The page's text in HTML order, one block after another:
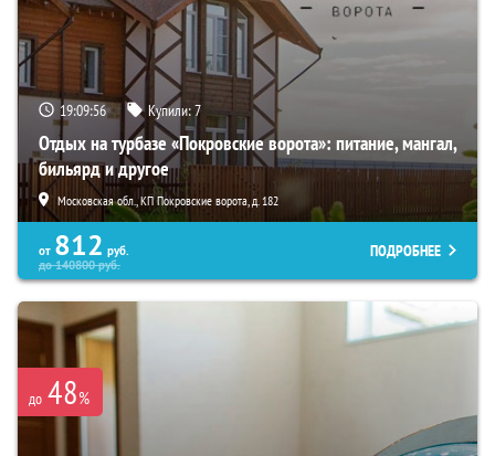
19:09:55 Купили:7
Отдых на турбазе «Покровские ворота»: питание, мангал,
бильярд и другое
Московская обл., КП Покровские ворота, д. 182
от 812 руб.
до140800руб.
ПОДРОБНЕЕ
до 48%